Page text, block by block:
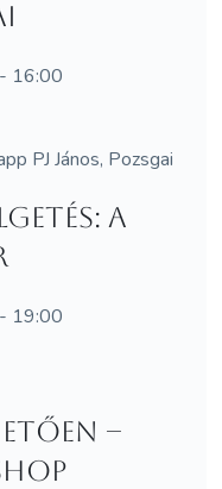
16:00
PJ János, Pozsgai
A
19:00
–